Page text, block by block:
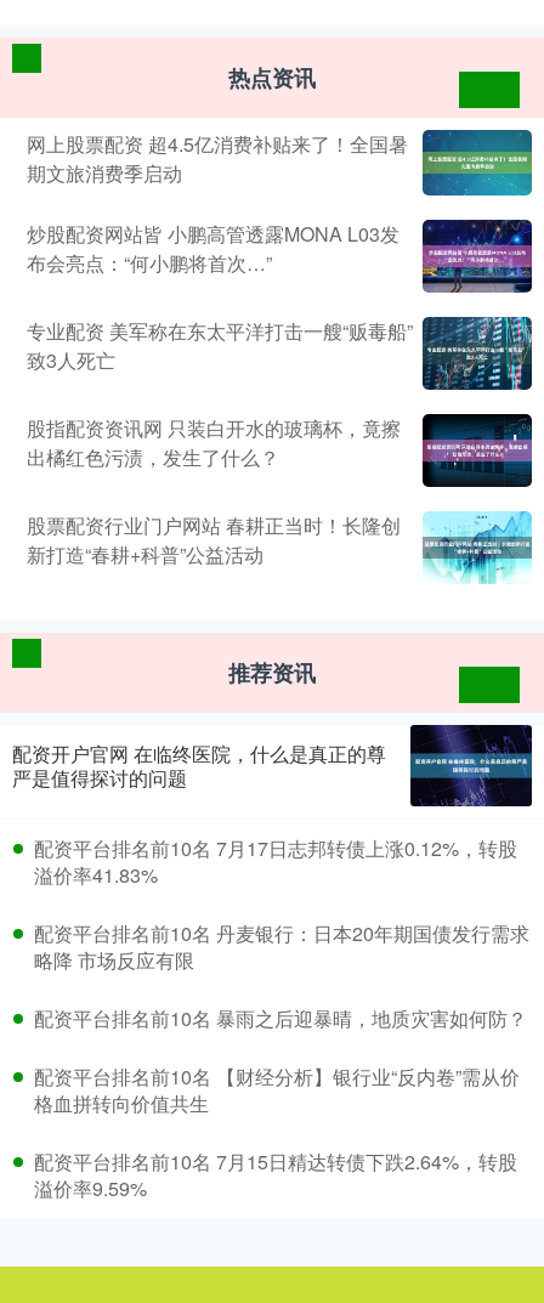
热点资讯
网上股票配资 超4.5亿消费补贴来了！全国暑
期文旅消费季启动
炒股配资网站皆 小鹏高管透露MONA L03发
布会亮点：“何小鹏将首次…”
专业配资 美军称在东太平洋打击一艘“贩毒船”
致3人死亡
股指配资资讯网 只装白开水的玻璃杯，竟擦
出橘红色污渍，发生了什么？
股票配资行业门户网站 春耕正当时！长隆创
新打造“春耕+科普”公益活动
推荐资讯
配资开户官网 在临终医院，什么是真正的尊
严是值得探讨的问题
配资平台排名前10名 7月17日志邦转债上涨0.12%，转股
溢价率41.83%
配资平台排名前10名 丹麦银行：日本20年期国债发行需求
略降 市场反应有限
配资平台排名前10名 暴雨之后迎暴晴，地质灾害如何防？
配资平台排名前10名 【财经分析】银行业“反内卷”需从价
格血拼转向价值共生
配资平台排名前10名 7月15日精达转债下跌2.64%，转股
溢价率9.59%